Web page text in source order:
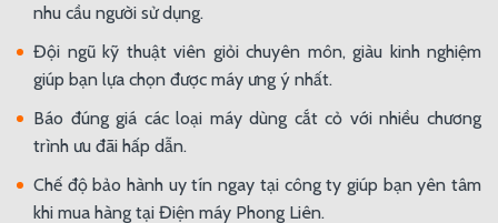
nhu cầu người sử dụng.
Đội ngũ kỹ thuật viên giỏi chuyên môn, giàu kinh nghiệm
giúp bạn lựa chọn được máy ưng ý nhất.
Báo đúng giá các loại máy dùng cắt cỏ với nhiều chương
trình ưu đãi hấp dẫn.
Chế độ bảo hành uy tín ngay tại công ty giúp bạn yên tâm
khi mua hàng tại Điện máy Phong Liên.